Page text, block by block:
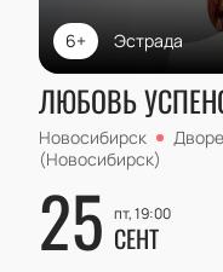
Эстрада
6+
ЛЮБОВЬ
Новосибирск
(Новосибирск)
25 пт, 19:00
СЕНТ